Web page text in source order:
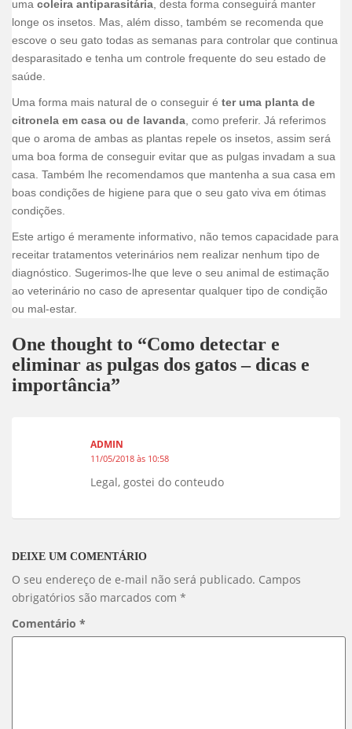
uma coleira antiparasitária , desta forma conseguirá manter
longe os insetos. Mas, além disso, também se recomenda que
escove o seu gato todas as semanas para controlar que continua
desparasitado e tenha um controle frequente do seu estado de
saúde.
Uma forma mais natural de o conseguir é ter uma planta de
citronela em casa ou de lavanda , como preferir. Já referimos
que o aroma de ambas as plantas repele os insetos, assim será
uma boa forma de conseguir evitar que as pulgas invadam a sua
casa. Também lhe recomendamos que mantenha a sua casa em
boas condições de higiene para que o seu gato viva em ótimas
condições.
Este artigo é meramente informativo, não temos capacidade para
receitar tratamentos veterinários nem realizar nenhum tipo de
diagnóstico. Sugerimos-lhe que leve o seu animal de estimação
ao veterinário no caso de apresentar qualquer tipo de condição
ou mal-estar.
One thought to “Como detectar e
eliminar as pulgas dos gatos – dicas e
importância”
ADMIN
11/05/2018 às 10:58
Legal, gostei do conteudo
DEIXE UM COMENTÁRIO
O seu endereço de e-mail não será publicado. Campos
obrigatórios são marcados com *
Comentário *